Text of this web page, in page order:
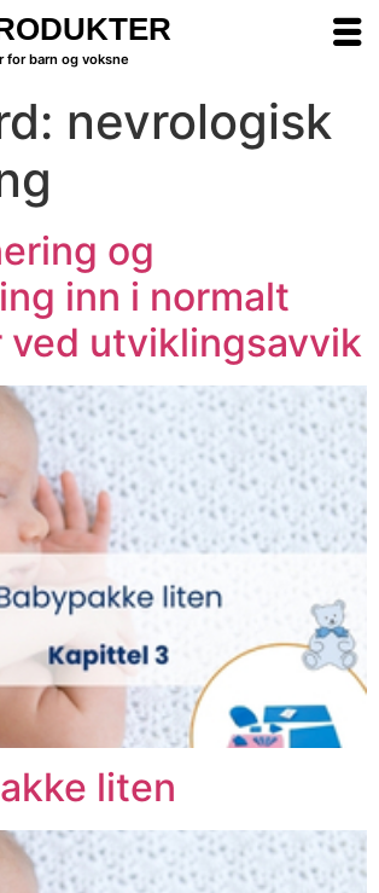
for barn og voksne
nevrologisk
og
inn i normalt
ved utviklingsavvik
liten